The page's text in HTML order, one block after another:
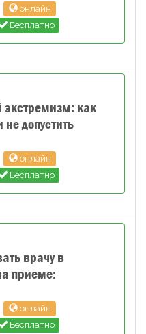
онлайн
Бесплатно
как
не допустить
онлайн
Бесплатно
врачу в
приеме:
онлайн
Бесплатно